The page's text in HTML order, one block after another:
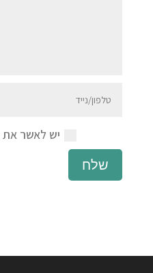
יש לאשר את
שלח